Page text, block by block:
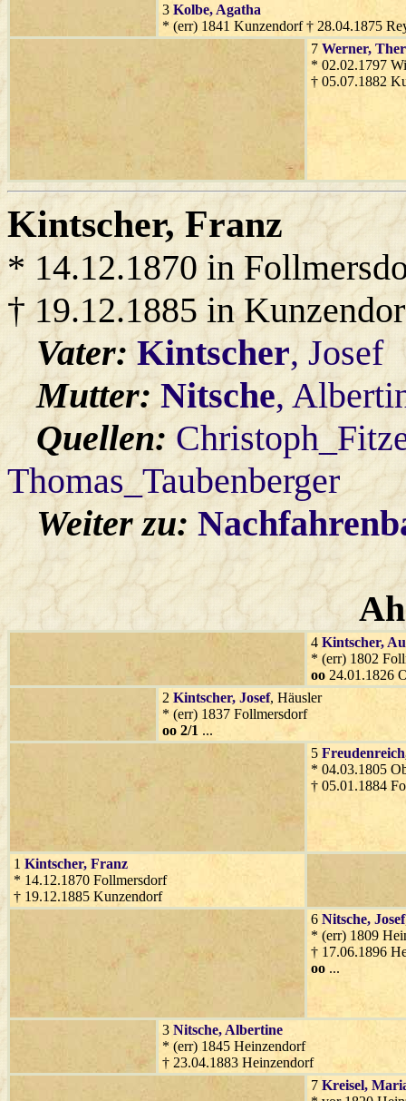
3 Kolbe, Agatha
* (err) 1841 Kunzendorf † 28.04.1875
7 Werner,
* 02.02.1797
† 05.07.1882
Kintscher, Franz
* 14.12.1870 in
† 19.12.1885 in
Vater:Kintscher, Josef
Mutter:Nitsche,
Quellen:
Thomas_Taubenberger
Weiter zu:
4 Kintscher,
* (err) 1802
oo 24.01.1826
2 Kintscher, Josef, Häusler
* (err) 1837 Follmersdorf
oo 2/1 ...
5 Freudenreich
* 04.03.1805
† 05.01.1884
1 Kintscher, Franz
* 14.12.1870 Follmersdorf
† 19.12.1885 Kunzendorf
6 Nitsche, Josef
* (err) 1809
† 17.06.1896
oo ...
3 Nitsche, Albertine
* (err) 1845 Heinzendorf
† 23.04.1883 Heinzendorf
7 Kreisel,